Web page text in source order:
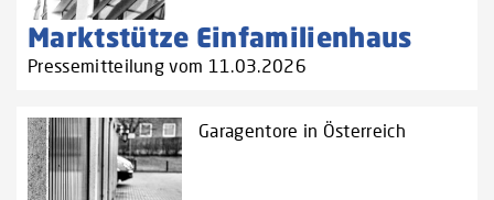
Marktstütze Einfamilienhaus
Pressemitteilung vom 11.03.2026
Garagentore in Österreich